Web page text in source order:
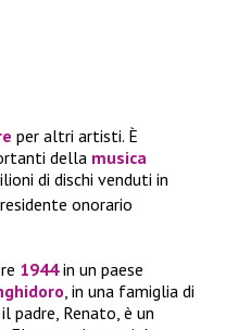
per altri artisti. È
della musica
di dischi venduti in
onorario
1944in un paese
, in una famiglia di
padre, Renato, è un